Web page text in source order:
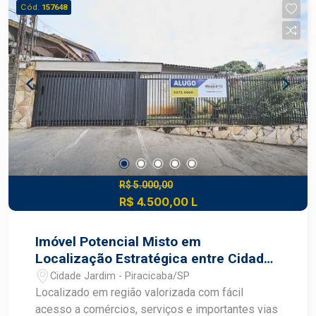
Cód. 157648
R$ 5.000,00
R$ 4.500,00 L
Imóvel Potencial Misto em
Localização Estratégica entre Cidade
Jardim e Jardim Europa
Cidade Jardim - Piracicaba/SP
Localizado em região valorizada com fácil
acesso a comércios, serviços e importantes vias